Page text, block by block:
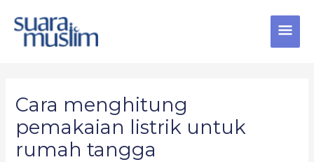
content
Cara menghitung
pemakaian listrik untuk
rumah tangga